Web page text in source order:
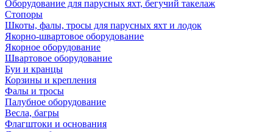
Оборудование для парусных яхт, бегучий такелаж
Стопоры
Шкоты, фалы, тросы для парусных яхт и лодок
Якорно-швартовое оборудование
Якорное оборудование
Швартовое оборудование
Буи и кранцы
Корзины и крепления
Фалы и тросы
Палубное оборудование
Весла, багры
Флагштоки и основания